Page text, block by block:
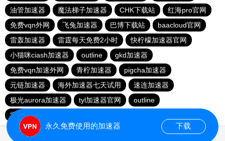
油管加速器
魔法梯子加速器 CHK下载站
红海pro官网
免费vqn外网
飞兔加速器 巴博下载站
baacloud官网
雷轰加速器
雷霆每天免费2小时
快柠檬加速器官网
小猫咪ciash加速器
outline
gkd加速器
免费vqn加速外网
青柠加速器
pigcha加速器
元链加速器
海外加速器七天试用
速连加速器
极光aurora加速器
tyl加速器官网
outline
雷霆加速免费永久
永久免费使用的加速器 下载